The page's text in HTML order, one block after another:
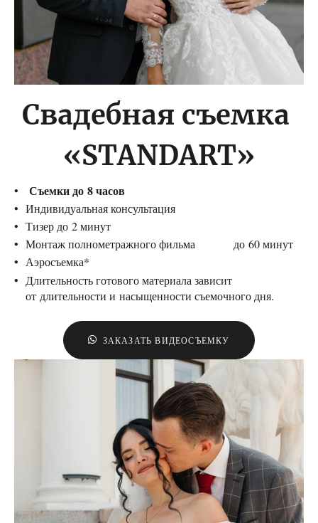
Свадебная съемка
«STANDART»
Съемки до 8 часов
Индивидуальная консультация
Тизер до 2 минут
Монтаж полнометражного фильма до 60 минут
Аэросъемка*
Длительность готового материала зависит
от длительности и насыщенности съемочного дня.
ЗАКАЗАТЬ ВИДЕОСЪЕМКУ